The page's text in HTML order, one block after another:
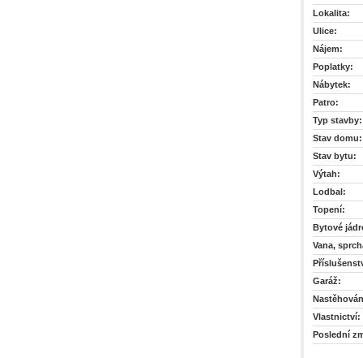
Lokalita:
Ulice:
Nájem:
Poplatky:
Nábytek:
Patro:
Typ stavby:
Stav domu:
Stav bytu:
Výtah:
Lodbal:
Topení:
Bytové
Vana,
Garáž:
Vlastnictví:
Poslední